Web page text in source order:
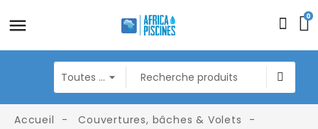
0
Accueil
Couvertures, bâches & Volets